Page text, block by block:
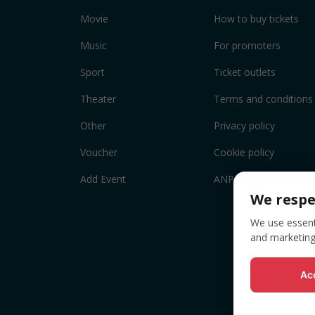
Movie
Music
Sport
Theater
Other
Voucher
Add Event
How to buy tickets
For promoters
Ticket outlets
Terms and conditions
Privacy policy
Cookie policy
ANPC
We
We use
and